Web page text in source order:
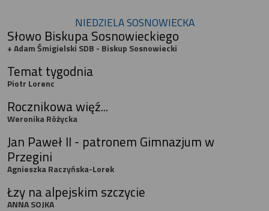
NIEDZIELA SOSNOWIECKA
Słowo Biskupa Sosnowieckiego
+ Adam Śmigielski SDB - Biskup Sosnowiecki
Temat tygodnia
Piotr Lorenc
Rocznikowa więź...
Weronika Różycka
Jan Paweł II - patronem Gimnazjum w
Przegini
Agnieszka Raczyńska-Lorek
Łzy na alpejskim szczycie
ANNA SOJKA